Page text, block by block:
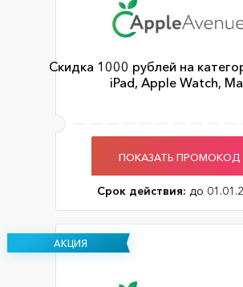
Cкидка 1000 рублей на
iPad, Apple Watch,
ПОКАЗАТЬ ПРОМОКОД
Срок действия: до
АКЦИЯ